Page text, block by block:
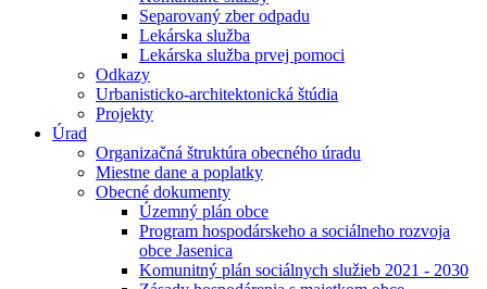
Separovaný zber odpadu
Lekárska služba
Lekárska služba prvej pomoci
Odkazy
Urbanisticko-architektonická štúdia
Projekty
Úrad
Organizačná štruktúra obecného úradu
Miestne dane a poplatky
Obecné dokumenty
Územný plán obce
Program hospodárskeho a sociálneho rozvoja
obce Jasenica
Komunitný plán sociálnych služieb 2021 - 2030